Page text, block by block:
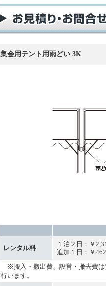
集会用テント用雨どい 3K
レンタル料
１泊２日：￥
追加１日：￥462
※搬入・搬出費、設営・撤去費
行います。